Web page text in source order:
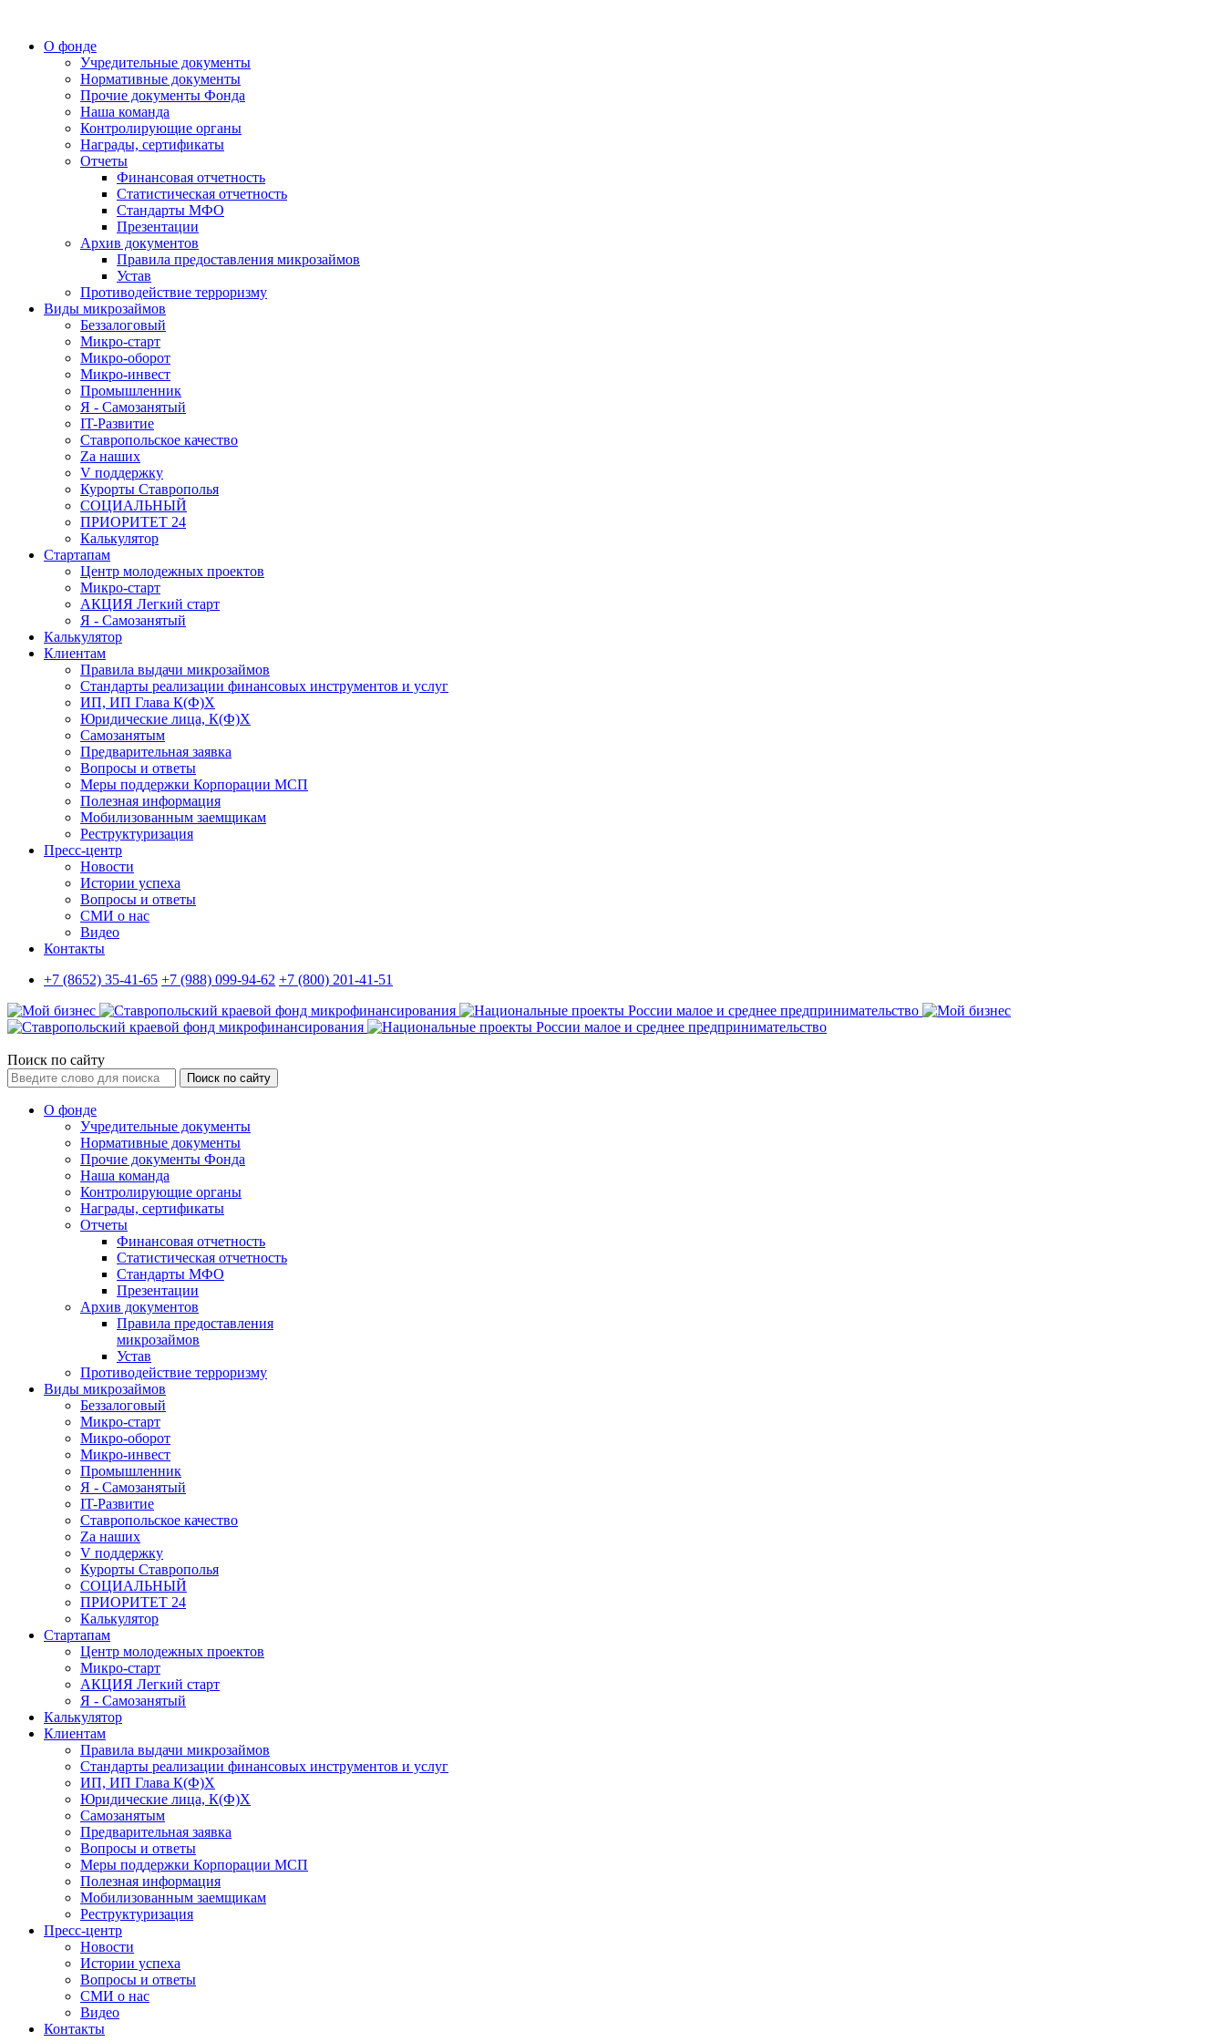
О фонде
Учредительные документы
Нормативные документы
Прочие документы Фонда
Наша команда
Контролирующие органы
Награды, сертификаты
Отчеты
Финансовая отчетность
Статистическая отчетность
Стандарты МФО
Презентации
Архив документов
Правила предоставления микрозаймов
Устав
Противодействие терроризму
Виды микрозаймов
Беззалоговый
Микро-старт
Микро-оборот
Микро-инвест
Промышленник
Я - Самозанятый
IT-Развитие
Ставропольское качество
Za наших
V поддержку
Курорты Ставрополья
СОЦИАЛЬНЫЙ
ПРИОРИТЕТ 24
Калькулятор
Стартапам
Центр молодежных проектов
Микро-старт
АКЦИЯ Легкий старт
Я - Самозанятый
Калькулятор
Клиентам
Правила выдачи микрозаймов
Стандарты реализации финансовых инструментов и услуг
ИП, ИП Глава К(Ф)Х
Юридические лица, К(Ф)Х
Самозанятым
Предварительная заявка
Вопросы и ответы
Меры поддержки Корпорации МСП
Полезная информация
Мобилизованным заемщикам
Реструктуризация
Пресс-центр
Новости
Истории успеха
Вопросы и ответы
СМИ о нас
Видео
Контакты
+7 (8652) 35-41-65 +7 (988) 099-94-62 +7 (800) 201-41-51
Поиск по сайту
Поиск по сайту
О фонде
Учредительные документы
Нормативные документы
Прочие документы Фонда
Наша команда
Контролирующие органы
Награды, сертификаты
Отчеты
Финансовая отчетность
Статистическая отчетность
Стандарты МФО
Презентации
Архив документов
Правила предоставления
микрозаймов
Устав
Противодействие терроризму
Виды микрозаймов
Беззалоговый
Микро-старт
Микро-оборот
Микро-инвест
Промышленник
Я - Самозанятый
IT-Развитие
Ставропольское качество
Za наших
V поддержку
Курорты Ставрополья
СОЦИАЛЬНЫЙ
ПРИОРИТЕТ 24
Калькулятор
Стартапам
Центр молодежных проектов
Микро-старт
АКЦИЯ Легкий старт
Я - Самозанятый
Калькулятор
Клиентам
Правила выдачи микрозаймов
Стандарты реализации финансовых инструментов и услуг
ИП, ИП Глава К(Ф)Х
Юридические лица, К(Ф)Х
Самозанятым
Предварительная заявка
Вопросы и ответы
Меры поддержки Корпорации МСП
Полезная информация
Мобилизованным заемщикам
Реструктуризация
Пресс-центр
Новости
Истории успеха
Вопросы и ответы
СМИ о нас
Видео
Контакты